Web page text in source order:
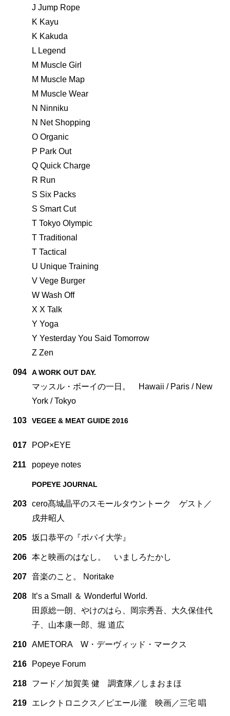
J Jump Rope
K Kayu
K Kakuda
L Legend
M Muscle Girl
M Muscle Map
M Muscle Wear
N Ninniku
N Net Shopping
O Organic
P Park Out
Q Quick Charge
R Run
S Six Packs
S Smart Cut
T Tokyo Olympic
T Traditional
T Tactical
U Unique Training
V Vege Burger
W Wash Off
X X Talk
Y Yoga
Y Yesterday You Said Tomorrow
Z Zen
094 A WORK OUT DAY.
マッスル・ボーイの一日。 Hawaii / Paris / New
York / Tokyo
103 VEGEE & MEAT GUIDE 2016
017 POP×EYE
211 popeye notes
POPEYE JOURNAL
203 cero髙城晶平のスモールタウントーク ゲスト／
戌井昭人
205 坂口恭平の『ポパイ大学』
206 本と映画のはなし。 いましろたかし
207 音楽のこと。 Noritake
208
It’s a Small ＆ Wonderful World.
田原総一朗、やけのはら、岡宗秀吾、大久保佳代
子、山本康一郎、堀 道広
210 AMETORA W・デーヴィッド・マークス
216 Popeye Forum
218 フード／加賀美 健 調査隊／しまおまほ
219 エレクトロニクス／ピエール瀧 映画／三宅 唱